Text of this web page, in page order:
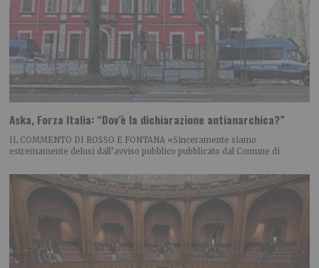
Aska, Forza Italia: “Dov’è la dichiarazione antianarchica?”
IL COMMENTO DI ROSSO E FONTANA «Sinceramente siamo
estremamente delusi dall’avviso pubblico pubblicato dal Comune di